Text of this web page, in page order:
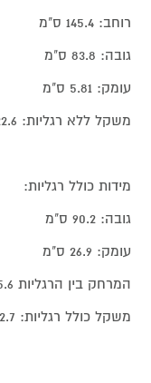
רוחב: 145.4 ס"מ
גובה: 83.8 ס"מ
עומק: 5.81 ס"מ
משקל ללא רגליות: 22.6 ק"ג
מידות כולל רגליות:
גובה: 90.2 ס"מ
עומק: 26.9 ס"מ
המרחק בין הרגליות 115.6 ס"מ
משקל כולל רגליות: 22.7 ק"ג